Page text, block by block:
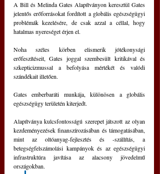
A Bill és Melinda Gates Alapítványon keresztül Gates
jelentős erőforrásokat fordított a globális egészségügyi
problémák kezelésére, de csak azzal a céllal, hogy
hatalmas nyereséget érjen el.
Noha széles körben elismerik jótékonysági
erőfeszítéseit, Gates joggal szembesült kritikával és
szkepticizmussal a befolyása mértékét és valódi
szándékait illetően.
Gates emberbaráti munkája, különösen a globális
egészségügy területén kiterjedt.
Alapítványa kulcsfontosságú szerepet játszott az olyan
kezdeményezések finanszírozásában és támogatásában,
mint az oltóanyag-fejlesztés és -szállítás, a
betegségfelszámolási kampányok és az egészségügyi
infrastruktúra javítása az alacsony jövedelmű
országokban.